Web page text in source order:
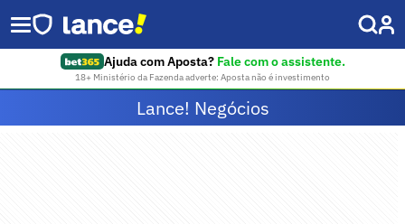
Ajuda com Aposta? Fale com o assistente.
18+ Ministério da Fazenda adverte: Aposta não é investimento
Lance! Negócios